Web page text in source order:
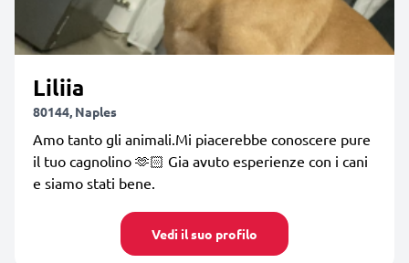
Liliia
80144, Naples
Amo tanto gli animali.Mi piacerebbe conoscere pure
il tuo cagnolino 🫶🏻 Gia avuto esperienze con i cani
e siamo stati bene.
Vedi il suo profilo